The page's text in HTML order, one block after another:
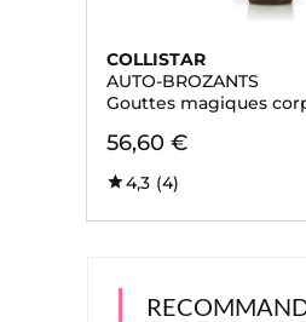
COLLISTAR
AUTO-BROZANTS
Gouttes magiques
56,60 €
4,3 (4)